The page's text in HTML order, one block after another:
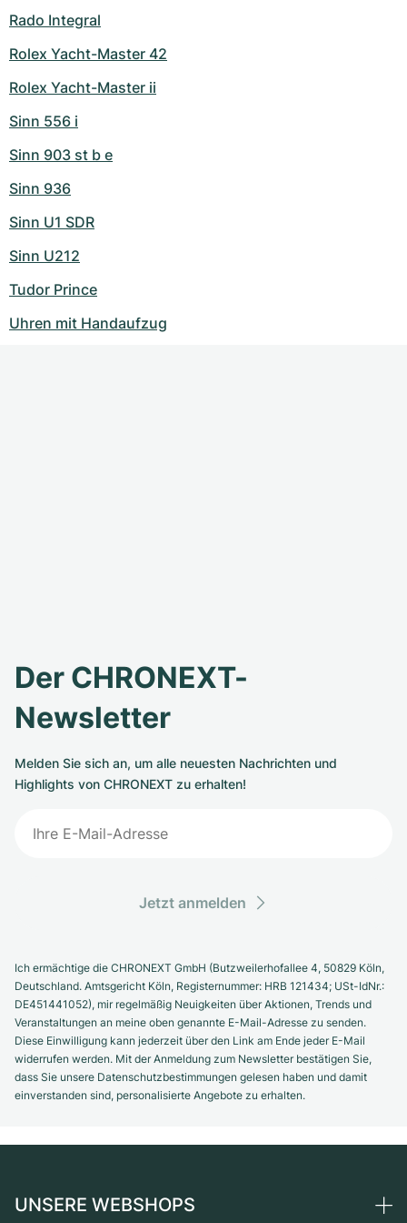
Rado Integral
Rolex Yacht-Master 42
Rolex Yacht-Master ii
Sinn 556 i
Sinn 903 st b e
Sinn 936
Sinn U1 SDR
Sinn U212
Tudor Prince
Uhren mit Handaufzug
Der CHRONEXT-
Newsletter
Melden Sie sich an, um alle neuesten Nachrichten und
Highlights von CHRONEXT zu erhalten!
Jetzt anmelden
Ich ermächtige die CHRONEXT GmbH (Butzweilerhofallee 4, 50829 Köln,
Deutschland. Amtsgericht Köln, Registernummer: HRB 121434; USt-IdNr.:
DE451441052), mir regelmäßig Neuigkeiten über Aktionen, Trends und
Veranstaltungen an meine oben genannte E-Mail-Adresse zu senden.
Diese Einwilligung kann jederzeit über den Link am Ende jeder E-Mail
widerrufen werden. Mit der Anmeldung zum Newsletter bestätigen Sie,
dass Sie unsere Datenschutzbestimmungen gelesen haben und damit
einverstanden sind, personalisierte Angebote zu erhalten.
UNSERE WEBSHOPS